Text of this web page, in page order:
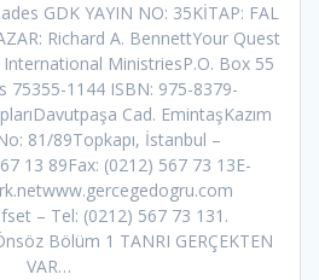
GDK YAYIN NO: 35KİTAP: FAL
Richard A. BennettYour Quest
MinistriesP.O. Box 55
75355-1144 ISBN: 975-8379-
Cad. EmintaşKazım
81/89Topkapı, İstanbul –
13 89Fax: (0212) 567 73 13E-
– Tel: (0212) 567 73 131.
Bölüm 1 TANRI GERÇEKTEN
VAR…